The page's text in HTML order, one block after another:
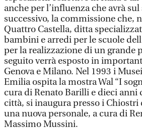
anche per l’influenza che avrà
successivo, la commissione che,
Quattro Castella, ditta
bambini e arredi per le scuole
per la realizzazione di un grande
seguito verrà esposto in
Genova e Milano. Nel 1993 i
Emilia ospita la mostra Wal “I
cura di Renato Barilli e dieci anni
città, si inaugura presso i
una nuova personale, a cura di
Massimo Mussini.